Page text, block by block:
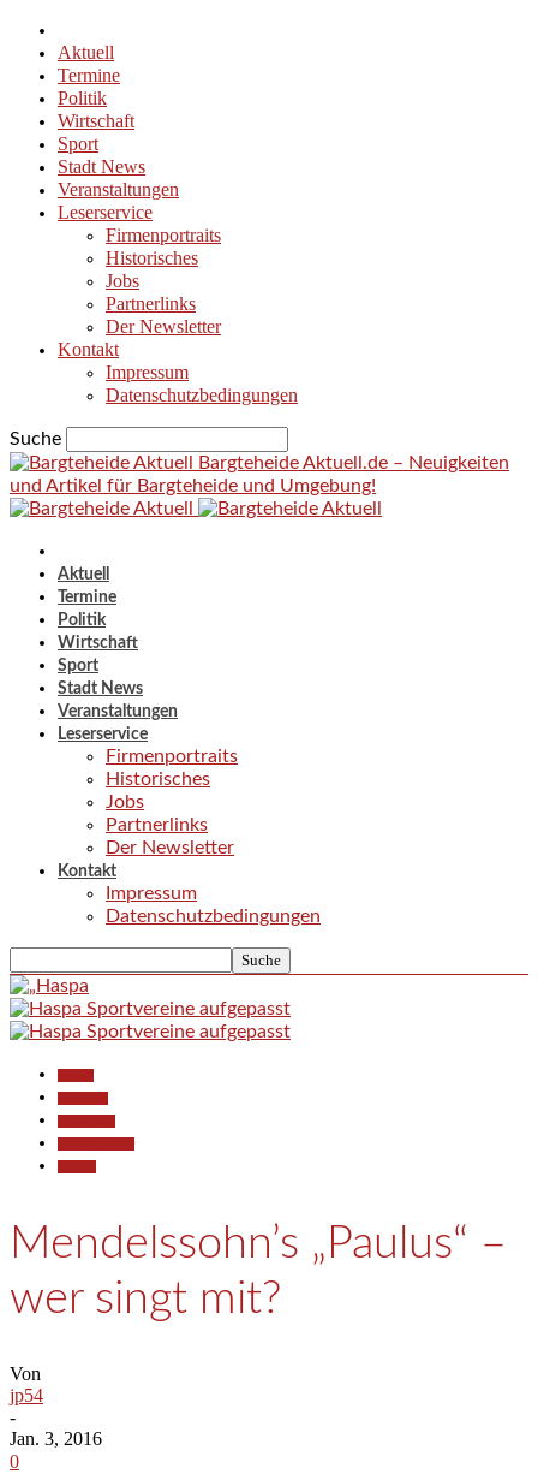
Aktuell
Termine
Politik
Wirtschaft
Sport
Stadt News
Veranstaltungen
Leserservice
Firmenportraits
Historisches
Jobs
Partnerlinks
Der Newsletter
Kontakt
Impressum
Datenschutzbedingungen
Suche
Bargteheide Aktuell.de – Neuigkeiten
und Artikel für Bargteheide und Umgebung!
Aktuell
Termine
Politik
Wirtschaft
Sport
Stadt News
Veranstaltungen
Leserservice
Firmenportraits
Historisches
Jobs
Partnerlinks
Der Newsletter
Kontakt
Impressum
Datenschutzbedingungen
Mendelssohn’s „Paulus“ –
wer singt mit?
Von
jp54
-
Jan. 3, 2016
0